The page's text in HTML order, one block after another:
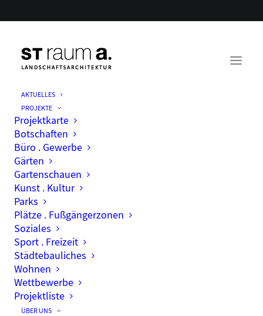
AKTUELLES
PROJEKTE
Projektkarte
Botschaften
Büro . Gewerbe
Gärten
Gartenschauen
Kunst . Kultur
Parks
Plätze . Fußgängerzonen
Soziales
Sport . Freizeit
Städtebauliches
Wohnen
Wettbewerbe
Projektliste
ÜBER UNS
Month: Juni 2024